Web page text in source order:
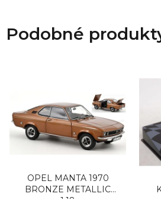
Podobné
OPEL MANTA 1970
BRONZE METALLIC
1:18